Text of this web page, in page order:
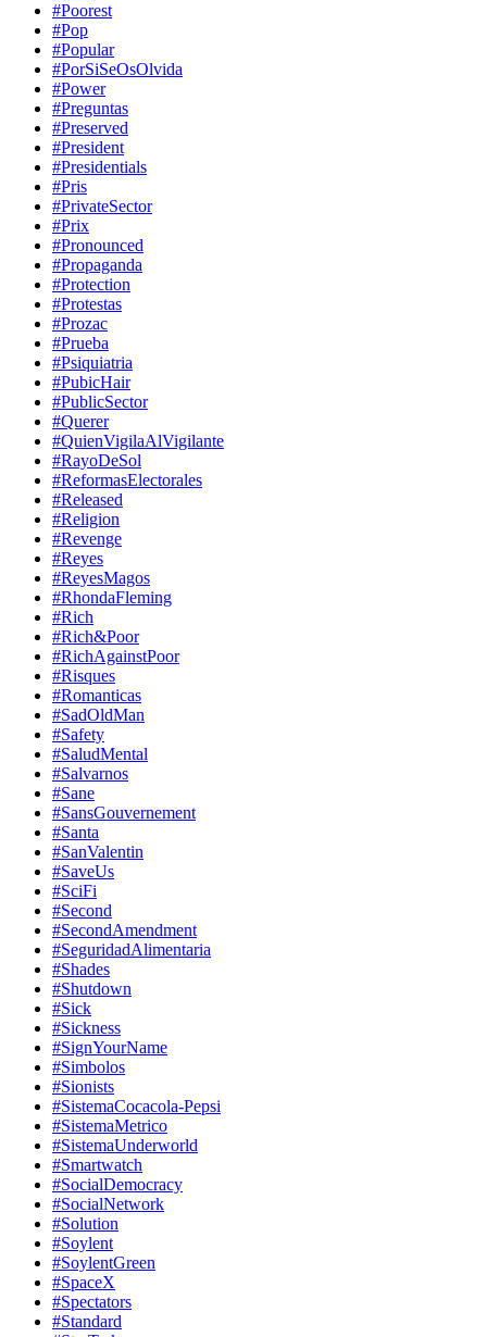
#Poorest
#Pop
#Popular
#PorSiSeOsOlvida
#Power
#Preguntas
#Preserved
#President
#Presidentials
#Pris
#PrivateSector
#Prix
#Pronounced
#Propaganda
#Protection
#Protestas
#Prozac
#Prueba
#Psiquiatria
#PubicHair
#PublicSector
#Querer
#QuienVigilaAlVigilante
#RayoDeSol
#ReformasElectorales
#Released
#Religion
#Revenge
#Reyes
#ReyesMagos
#RhondaFleming
#Rich
#Rich&Poor
#RichAgainstPoor
#Risques
#Romanticas
#SadOldMan
#Safety
#SaludMental
#Salvarnos
#Sane
#SansGouvernement
#Santa
#SanValentin
#SaveUs
#SciFi
#Second
#SecondAmendment
#SeguridadAlimentaria
#Shades
#Shutdown
#Sick
#Sickness
#SignYourName
#Simbolos
#Sionists
#SistemaCocacola-Pepsi
#SistemaMetrico
#SistemaUnderworld
#Smartwatch
#SocialDemocracy
#SocialNetwork
#Solution
#Soylent
#SoylentGreen
#SpaceX
#Spectators
#Standard